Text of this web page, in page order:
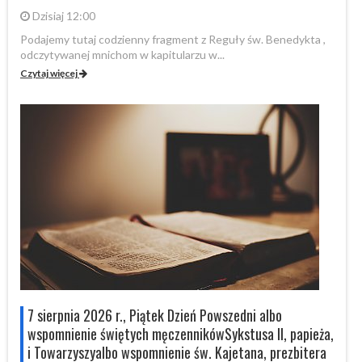
Dzisiaj 12:00
Podajemy tutaj codzienny fragment z Reguły św. Benedykta ,
odczytywanej mnichom w kapitularzu w...
Czytaj więcej
7 sierpnia 2026 r., Piątek Dzień Powszedni albo
wspomnienie świętych męczennikówSykstusa II, papieża,
i Towarzyszyalbo wspomnienie św. Kajetana, prezbitera